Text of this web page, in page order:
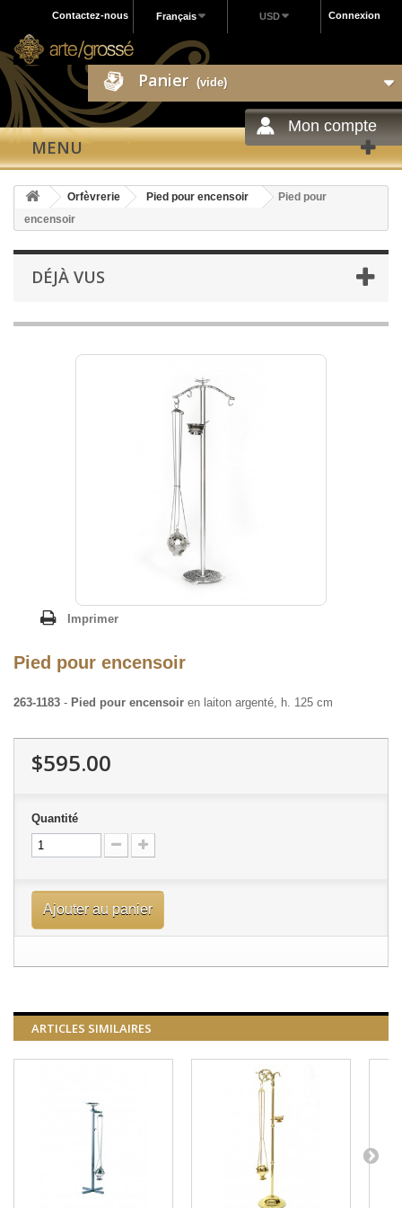
Connexion
USD
Français
Contactez-nous
Panier (vide)
Mon compte
MENU
Orfèvrerie Pied pour encensoir
Pied pour
encensoir
DÉJÀ VUS
Imprimer
Pied pour encensoir
263-1183 - Pied pour encensoir en laiton argenté, h. 125 cm
$595.00
Quantité
Ajouter au panier
ARTICLES SIMILAIRES